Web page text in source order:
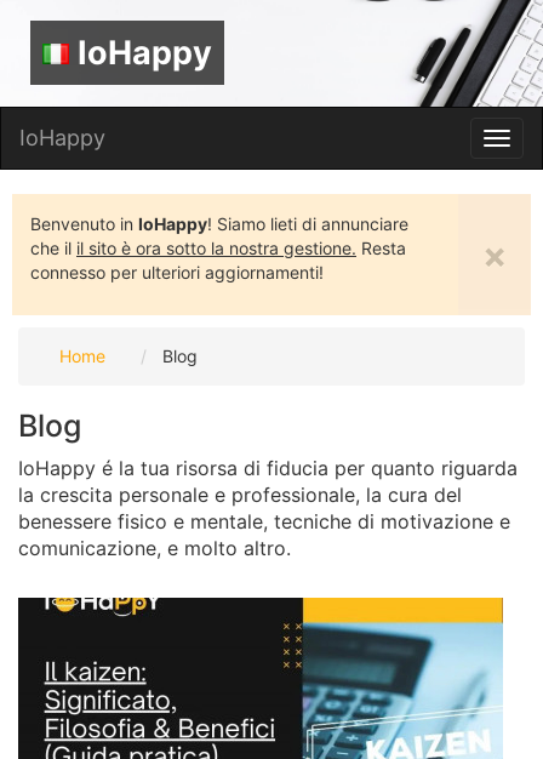
IoHappy
IoHappy
Benvenuto in IoHappy! Siamo lieti di annunciare
che il il sito è ora sotto la nostra gestione. Resta
connesso per ulteriori aggiornamenti!
×
Home Blog
Blog
IoHappy é la tua risorsa di fiducia per quanto riguarda
la crescita personale e professionale, la cura del
benessere fisico e mentale, tecniche di motivazione e
comunicazione, e molto altro.